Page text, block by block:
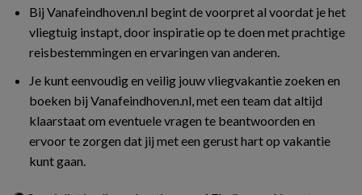
Bij Vanafeindhoven.nl begint de voorpret al voordat je het
vliegtuig instapt, door inspiratie op te doen met prachtige
reisbestemmingen en ervaringen van anderen.
Je kunt eenvoudig en veilig jouw vliegvakantie zoeken en
boeken bij Vanafeindhoven.nl, met een team dat altijd
klaarstaat om eventuele vragen te beantwoorden en
ervoor te zorgen dat jij met een gerust hart op vakantie
kunt gaan.